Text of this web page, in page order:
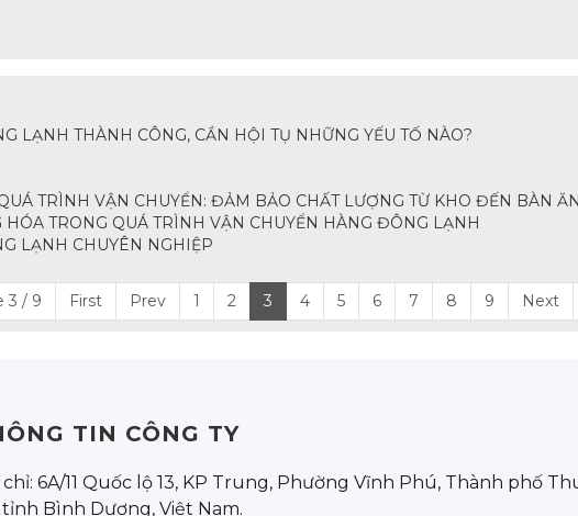
LẠNH THÀNH CÔNG, CẦN HỘI TỤ NHỮNG YẾU TỐ NÀO?
TRÌNH VẬN CHUYỂN: ĐẢM BẢO CHẤT LƯỢNG TỪ KHO ĐẾN BÀN ĂN
TRONG QUÁ TRÌNH VẬN CHUYỂN HÀNG ĐÔNG LẠNH
LẠNH CHUYÊN NGHIỆP
3 / 9 First Prev 1 2 3 4 5 6 7 8 9 Next
TIN CÔNG TY
6A/11 Quốc lộ 13, KP Trung, Phường Vĩnh Phú, Thành phố
tỉnh Bình Dương, Việt Nam.